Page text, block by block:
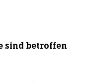
sind betroffen